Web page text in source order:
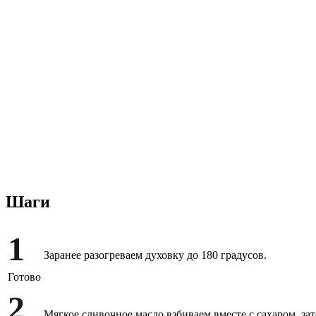
Шаги
1
Готово
Заранее разогреваем духовку до 180 градусов.
2